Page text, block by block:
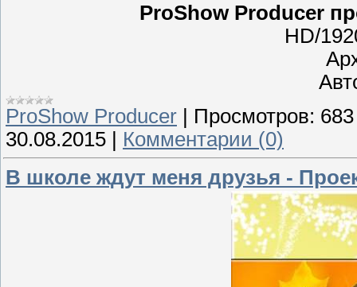
ProShow Producer
HD/
ProShow Producer
Просмотров: 683
30.08.2015
Комментарии (0)
В школе ждут меня друзья -